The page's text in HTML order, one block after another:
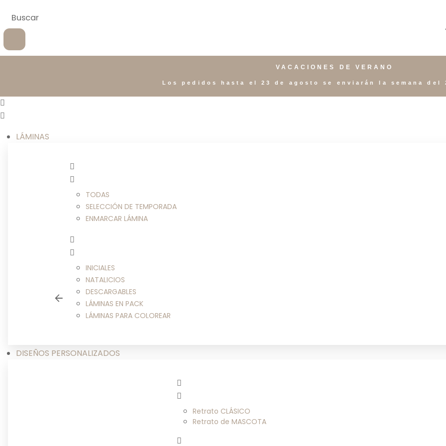
VACACIONES DE VERANO
Los pedidos hasta el 23 de agosto se enviarán la semana del
LÁMINAS
TODAS
SELECCIÓN DE TEMPORADA
ENMARCAR LÁMINA
INICIALES
NATALICIOS
DESCARGABLES
LÁMINAS EN PACK
LÁMINAS PARA COLOREAR
DISEÑOS PERSONALIZADOS
Retrato CLÁSICO
Retrato de MASCOTA